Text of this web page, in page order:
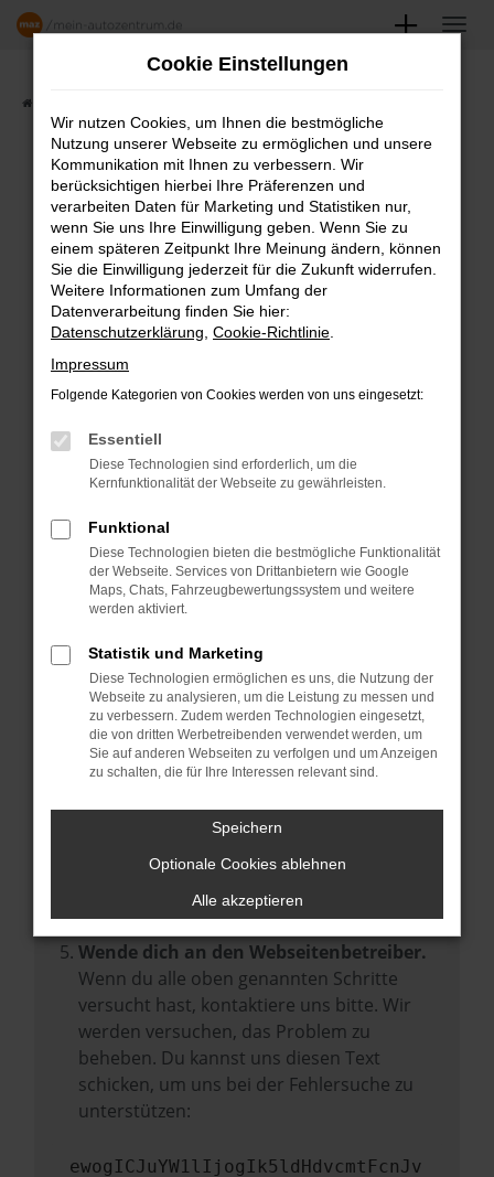
Zum
FAHRZEUGSHOWROOM
Fehler: Network Error
Beim Laden ist ein Fehler aufgetreten.
Hier sind ein paar Tipps, die dir helfen können:
Überprüfe deine Firewall und deine
Laden andere Webseiten, zum Beispiel
deine Suchmaschine?
Manche Erweiterungen, wie Werbeblocker,
können das Laden bestimmter Seiten
verhindern. Funktioniert die Seite in einem
anderen Browser oder in einem privaten
Starte dein Gerät neu.
Das kann manchmal helfen,
vorübergehende Probleme zu beheben.
Stelle sicher, dass dein Browser und dein
Betriebssystem auf dem neuesten Stand
sind.
Veraltete Software birgt nicht nur ein
Sicherheitsrisiko, sondern kann auch dazu
führen, dass bestimmte Funktionen nicht
mehr unterstützt werden.
Wende dich an den Webseitenbetreiber.
Wenn du alle oben genannten Schritte
versucht hast, kontaktiere uns bitte. Wir
werden versuchen, das Problem zu
beheben. Du kannst uns diesen Text
schicken, um uns bei der Fehlersuche zu
unterstützen:
ewogICJuYW1lIjogIk5ldHdvcmtFcnJv
Cookie Einstellungen
Wir nutzen Cookies, um Ihnen die bestmögliche
Nutzung unserer Webseite zu ermöglichen und unsere
Kommunikation mit Ihnen zu verbessern. Wir
berücksichtigen hierbei Ihre Präferenzen und
verarbeiten Daten für Marketing und Statistiken nur,
wenn Sie uns Ihre Einwilligung geben. Wenn Sie zu
einem späteren Zeitpunkt Ihre Meinung ändern, können
Sie die Einwilligung jederzeit für die Zukunft widerrufen.
Weitere Informationen zum Umfang der
Datenverarbeitung finden Sie hier:
Datenschutzerklärung Cookie-Richtlinie
Impressum
Folgende Kategorien von Cookies werden von uns eingesetzt:
Essentiell
Diese Technologien sind erforderlich, um die
Kernfunktionalität der Webseite zu gewährleisten.
Funktional
Diese Technologien bieten die bestmögliche Funktionalität
der Webseite. Services von Drittanbietern wie Google
Maps, Chats, Fahrzeugbewertungssystem und weitere
werden aktiviert.
Statistik und Marketing
Diese Technologien ermöglichen es uns, die Nutzung der
Webseite zu analysieren, um die Leistung zu messen und
zu verbessern. Zudem werden Technologien eingesetzt,
die von dritten Werbetreibenden verwendet werden, um
Sie auf anderen Webseiten zu verfolgen und um Anzeigen
zu schalten, die für Ihre Interessen relevant sind.
Speichern
Optionale Cookies ablehnen
Alle akzeptieren